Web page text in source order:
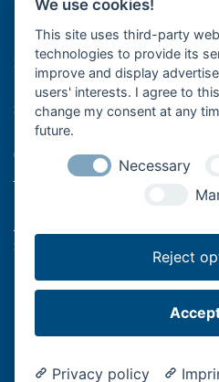
Společnost Bär Cargolift je předním
hydraulických zdvižných plošin a
sídlem v německém Heilbronnu.
než 40 lety zkušeností je
oblasti inovací pro efektivní
Její zdvihací systémy na zadní části
logistiku potravin a nápojů s
spediční a logistické společnosti na
Bär Cargolift -
We use cookies!
This site uses third-party
technologies to provide its
improve and display
users' interests. I agree to
change my consent at any
future.
Necessary
Reject
Privacy policy